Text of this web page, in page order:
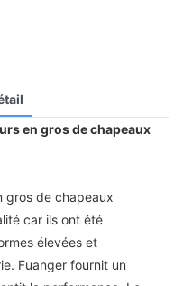
en gros de chapeaux
gros de chapeaux
car ils ont été
élevées et
Fuanger fournit un